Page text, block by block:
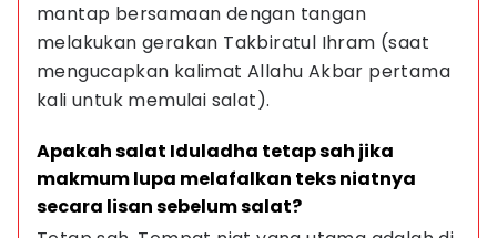
mantap bersamaan dengan tangan
melakukan gerakan Takbiratul Ihram (saat
mengucapkan kalimat Allahu Akbar pertama
kali untuk memulai salat).
Apakah salat Iduladha tetap sah jika
makmum lupa melafalkan teks niatnya
secara lisan sebelum salat?